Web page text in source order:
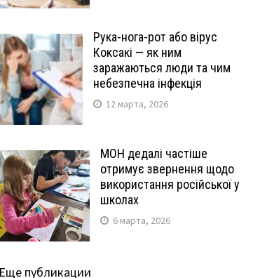
Рука-нога-рот або вірус
Коксакі — як ним
заражаються люди та чим
небезпечна інфекція
12 марта, 2026
МОН дедалі частіше
отримує звернення щодо
використання російської у
школах
6 марта, 2026
Еще публикации